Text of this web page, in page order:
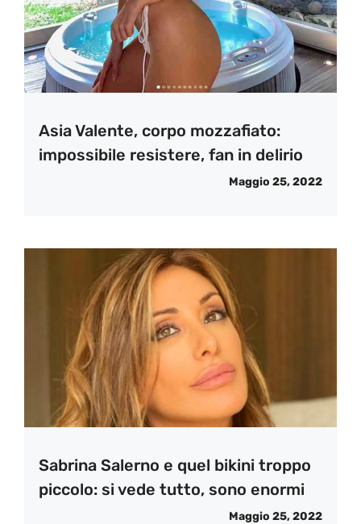
Asia Valente, corpo mozzafiato:
impossibile resistere, fan in delirio
Maggio 25, 2022
Sabrina Salerno e quel bikini troppo
piccolo: si vede tutto, sono enormi
Maggio 25, 2022